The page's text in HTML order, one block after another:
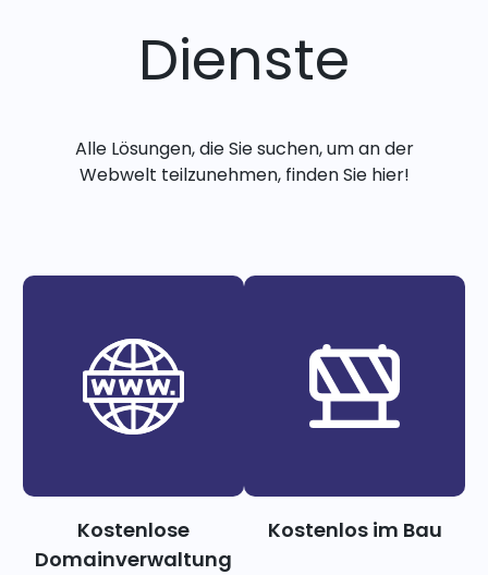
Dienste
Alle Lösungen, die Sie suchen, um an der
Webwelt teilzunehmen, finden Sie hier!
Kostenlose
Domainverwaltung
Kostenlos im Bau